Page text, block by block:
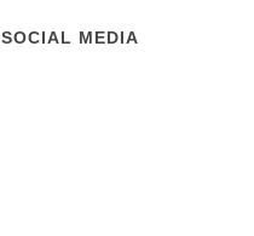
SOCIAL MEDIA